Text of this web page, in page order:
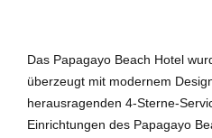
Das Papagayo Beach Hotel
überzeugt mit modernem
herausragenden 4-Sterne-
Einrichtungen des Papagayo